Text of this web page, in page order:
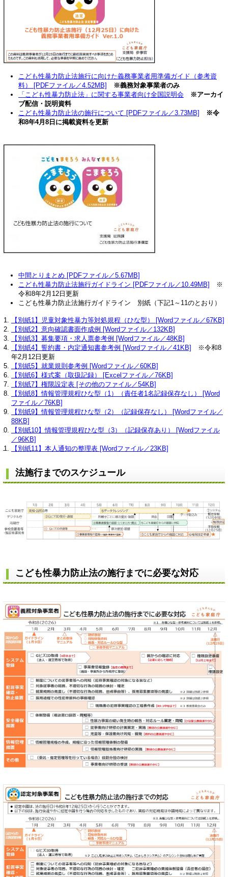
こども性暴力防止法施行に向けた義務事業者用準備ガイド（参考資
料） [PDFファイル／4.52MB]
※義務対象事業者のみ
「こども性暴力防止法」に関する事業者向け全国説明会 ※アーカイ
ブ配信・説明資料
こども性暴力防止法の施行について [PDFファイル／3.73MB]
※令
和8年4月8日に掲載資料を更新
中間とりまとめ [PDFファイル／5.67MB]
こども性暴力防止法施行ガイドライン [PDFファイル／10.49MB]
※
令和8年2月12日更新
こども性暴力防止法施行ガイドライン 別紙（下記1～11のとおり）
【別紙1】児童対象性暴力等対処規程（ひな型） [Wordファイル／67KB]
【別紙2】意向確認書面作成例 [Wordファイル／132KB]
【別紙3】募集要項・求人票参考例 [Wordファイル／48KB]
【別紙4】誓約書・内定通知書参考例 [Wordファイル／41KB]
※令和8
年2月12日更新
【別紙5】就業規則参考例 [Wordファイル／60KB]
【別紙6】様式案（取扱記録） [Excelファイル／76KB]
【別紙7】権限設定表 [その他のファイル／54KB]
【別紙8】情報管理規程ひな型（1）（責任者1名記録保存なし） [Word
ファイル／76KB]
【別紙9】情報管理規程ひな型（2）（記録保存なし） [Wordファイル／
88KB]
【別紙10】情報管理規程ひな型（3）（記録保存あり） [Wordファイル
／96KB]
【別紙11】本人通知の整理表 [Wordファイル／23KB]
法施行までのスケジュール
こども性暴力防止法の施行までに必要な対応